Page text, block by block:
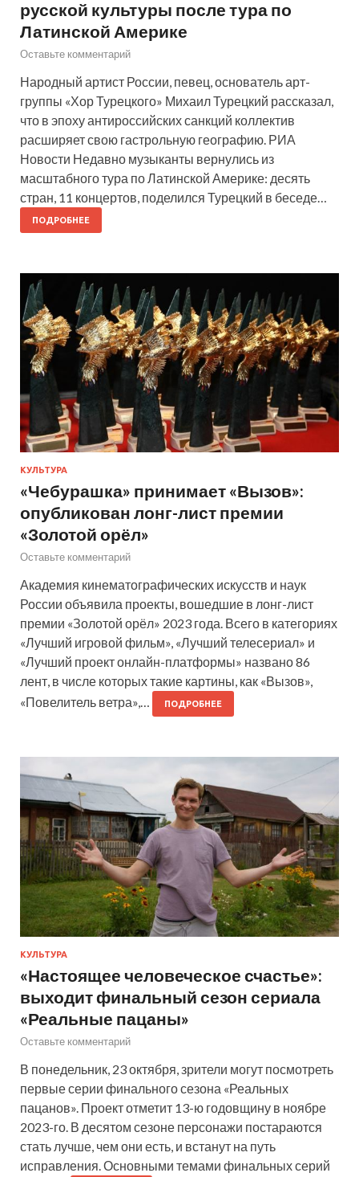
русской культуры после тура по
Латинской Америке
Оставьте комментарий
Народный артист России, певец, основатель арт-
группы «Хор Турецкого» Михаил Турецкий рассказал,
что в эпоху антироссийских санкций коллектив
расширяет свою гастрольную географию. РИА
Новости Недавно музыканты вернулись из
масштабного тура по Латинской Америке: десять
стран, 11 концертов, поделился Турецкий в беседе…
ПОДРОБНЕЕ
КУЛЬТУРА
«Чебурашка» принимает «Вызов»:
опубликован лонг-лист премии
«Золотой орёл»
Оставьте комментарий
Академия кинематографических искусств и наук
России объявила проекты, вошедшие в лонг-лист
премии «Золотой орёл» 2023 года. Всего в категориях
«Лучший игровой фильм», «Лучший телесериал» и
«Лучший проект онлайн-платформы» названо 86
лент, в числе которых такие картины, как «Вызов»,
«Повелитель ветра»,…
ПОДРОБНЕЕ
КУЛЬТУРА
«Настоящее человеческое счастье»:
выходит финальный сезон сериала
«Реальные пацаны»
Оставьте комментарий
В понедельник, 23 октября, зрители могут посмотреть
первые серии финального сезона «Реальных
пацанов». Проект отметит 13-ю годовщину в ноябре
2023-го. В десятом сезоне персонажи постараются
стать лучше, чем они есть, и встанут на путь
исправления. Основными темами финальных серий